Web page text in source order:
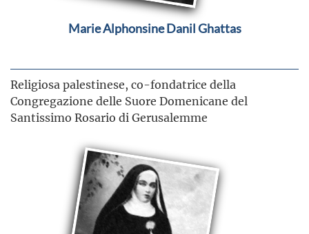
Marie Alphonsine Danil Ghattas
Religiosa palestinese, co-fondatrice della
Congregazione delle Suore Domenicane del
Santissimo Rosario di Gerusalemme